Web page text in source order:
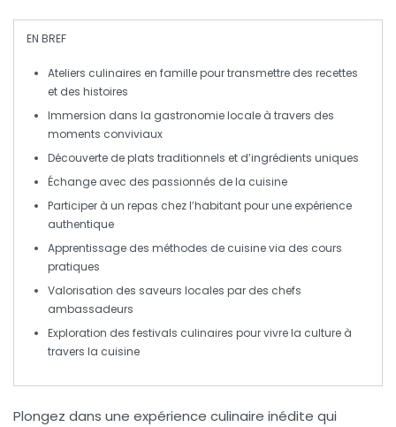
EN BREF
Ateliers culinaires en famille pour transmettre des recettes
et des histoires
Immersion dans la gastronomie locale à travers des
moments conviviaux
Découverte deplats traditionnels et d’ingrédients uniques
Échange avec des passionnés de la cuisine
Participer à un repas chez l’habitantpour une expérience
authentique
Apprentissage des méthodes de cuisine via des cours
pratiques
Valorisation des saveurs locales par des chefs
ambassadeurs
Exploration des festivals culinaires pour vivre la culture à
travers la cuisine
Plongez dans une expérience culinaire inédite qui